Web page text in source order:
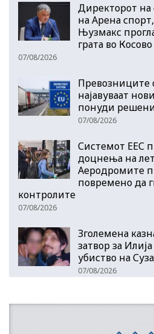
Директорот на
на Арена
Њузмакс
грата во Косово
07/08/2026
Превозниците
најавуваат
понуди
07/08/2026
Системот ЕЕС
доцнења на
Аеродромите
повремено да
контролите
07/08/2026
Зголемена
затвор за
убиство на
07/08/2026